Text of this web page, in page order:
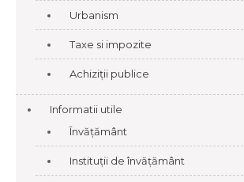
Urbanism
Taxe si impozite
Achiziții publice
Informatii utile
Învățământ
Instituții de învățământ